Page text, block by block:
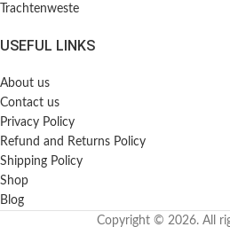
Trachtenweste
USEFUL LINKS
About us
Contact us
Privacy Policy
Refund and Returns Policy
Shipping Policy
Shop
Blog
Copyright © 2026. All